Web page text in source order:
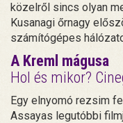
közelről sincs olyan
Kusanagi őrnagy
számítógépes
A Kreml mágusa
Hol és mikor?
Egy elnyomó rezsim
Assayas legutóbbi